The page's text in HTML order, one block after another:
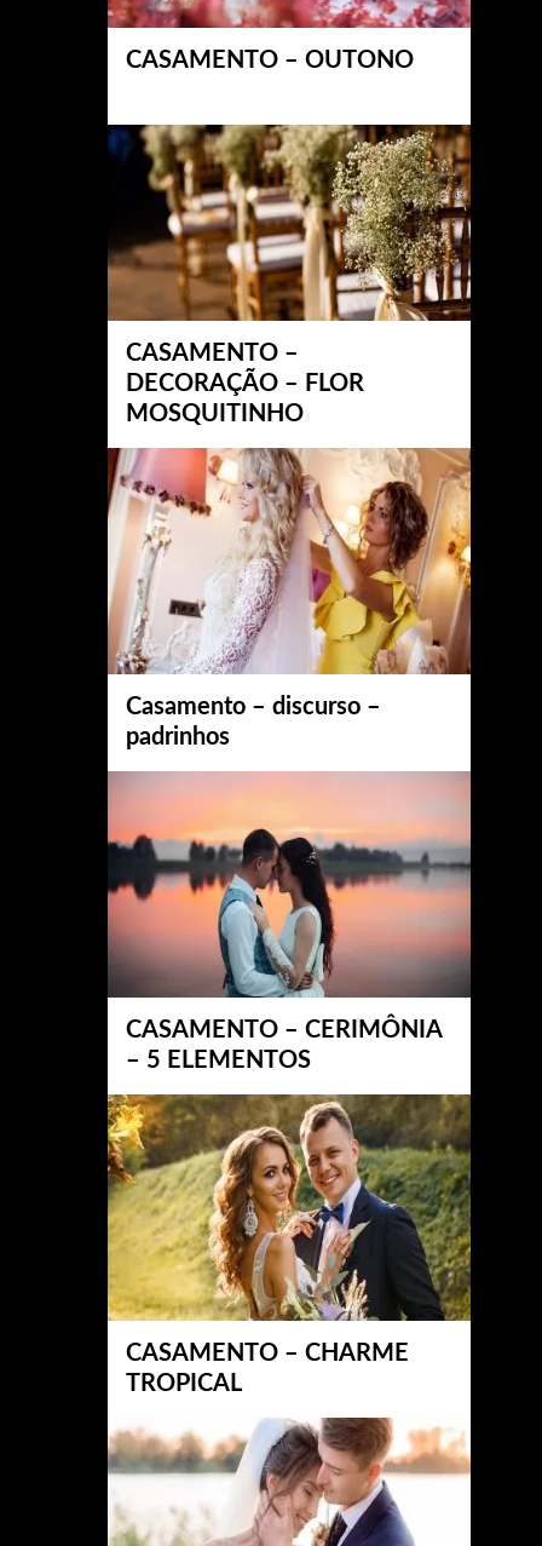
CASAMENTO – OUTONO
CASAMENTO –
DECORAÇÃO – FLOR
MOSQUITINHO
Casamento – discurso –
padrinhos
CASAMENTO – CERIMÔNIA
– 5 ELEMENTOS
CASAMENTO – CHARME
TROPICAL